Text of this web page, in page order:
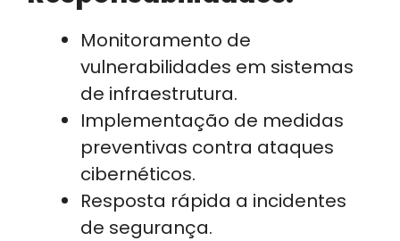
Monitoramento de
vulnerabilidades em sistemas
de infraestrutura.
Implementação de medidas
preventivas contra ataques
cibernéticos.
Resposta rápida a incidentes
de segurança.